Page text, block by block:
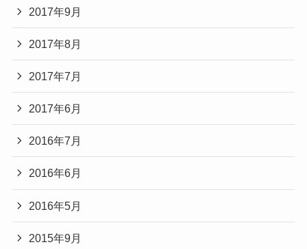
2017年9月
2017年8月
2017年7月
2017年6月
2016年7月
2016年6月
2016年5月
2015年9月